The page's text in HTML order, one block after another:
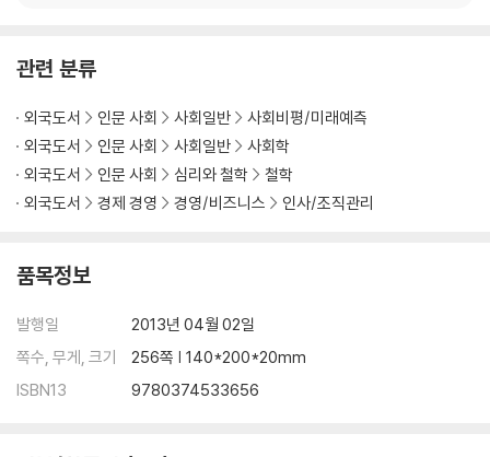
관련 분류
외국도서 인문 사회 사회일반
사회비평/미래예측
외국도서
인문 사회 사회일반
사회학
외국도서
인문 사회 심리와 철학
철학
외국도서
경제 경영 경영/비즈니스 인사/조직관리
품목정보
발행일
2013년 04월 02일
쪽수, 무게, 크기
256쪽 | 140*200*20mm
ISBN13
9780374533656